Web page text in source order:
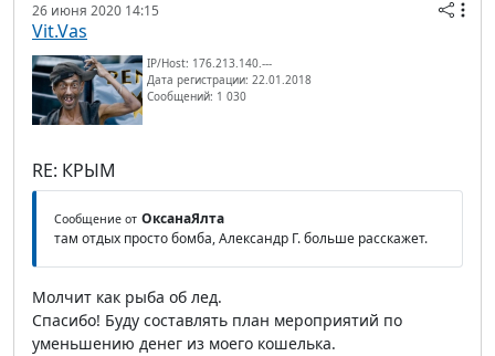
26 июня 2020 14:15
Vit.Vas
IP/Host: 176.213.140.---
Дата регистрации: 22.01.2018
Сообщений: 1 030
RE: КРЫМ
Сообщение от ОксанаЯлта
там отдых просто бомба, Александр Г. больше расскажет.
Молчит как рыба об лед.
Спасибо! Буду составлять план мероприятий по
уменьшению денег из моего кошелька.